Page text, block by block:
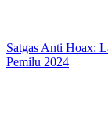
Satgas Anti Hoax:
Pemilu 2024